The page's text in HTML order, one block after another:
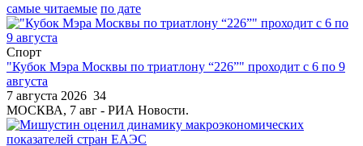
самые читаемые по дате
Спорт
"Кубок Мэра Москвы по триатлону “226”" проходит с 6 по 9
августа
7 августа 2026 34
МОСКВА, 7 авг - РИА Новости.